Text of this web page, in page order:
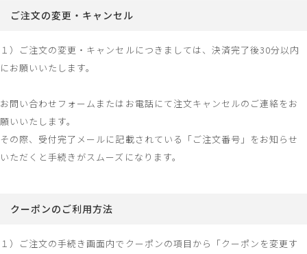
ご注文の変更・キャンセル
１）ご注文の変更・キャンセルにつきましては、決済完了後30分以内
にお願いいたします。
お問い合わせフォームまたはお電話にて注文キャンセルのご連絡をお
願いいたします。
その際、受付完了メールに記載されている「ご注文番号」をお知らせ
いただくと手続きがスムーズになります。
クーポンのご利用方法
１）ご注文の手続き画面内でクーポンの項目から「クーポンを変更す